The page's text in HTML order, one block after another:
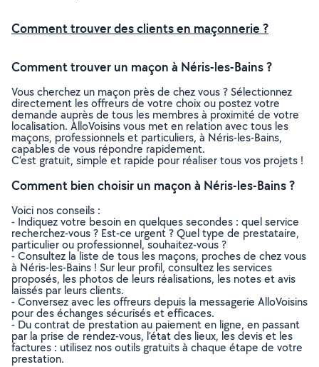
Comment trouver des clients en maçonnerie ?
Comment trouver un maçon à Néris-les-Bains ?
Vous cherchez un maçon près de chez vous ? Sélectionnez
directement les offreurs de votre choix ou postez votre
demande auprès de tous les membres à proximité de votre
localisation. AlloVoisins vous met en relation avec tous les
maçons, professionnels et particuliers, à Néris-les-Bains,
capables de vous répondre rapidement.
C’est gratuit, simple et rapide pour réaliser tous vos projets !
Comment bien choisir un maçon à Néris-les-Bains ?
Voici nos conseils :
- Indiquez votre besoin en quelques secondes : quel service
recherchez-vous ? Est-ce urgent ? Quel type de prestataire,
particulier ou professionnel, souhaitez-vous ?
- Consultez la liste de tous les maçons, proches de chez vous
à Néris-les-Bains ! Sur leur profil, consultez les services
proposés, les photos de leurs réalisations, les notes et avis
laissés par leurs clients.
- Conversez avec les offreurs depuis la messagerie AlloVoisins
pour des échanges sécurisés et efficaces.
- Du contrat de prestation au paiement en ligne, en passant
par la prise de rendez-vous, l’état des lieux, les devis et les
factures : utilisez nos outils gratuits à chaque étape de votre
prestation.